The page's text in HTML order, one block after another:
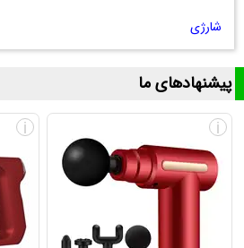
شارژی
پیشنهادهای ما
i
i